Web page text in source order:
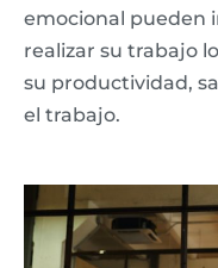
emocional pueden
realizar su trabajo
su productividad,
el trabajo.